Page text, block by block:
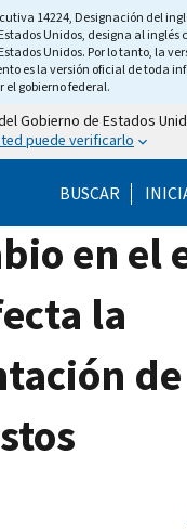
14224, Designación del
Unidos, designa al inglés
Unidos. Por lo tanto, la
es la versión oficial de toda
el gobierno federal.
Gobierno de Estados
puede verificarlo
BUSCAR
en el
la
de